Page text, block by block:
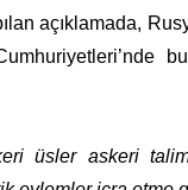
açıklamada,
üsler askeri